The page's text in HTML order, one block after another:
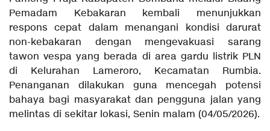
Pemadam Kebakaran kembali menunjukkan
respons cepat dalam menangani kondisi darurat
non-kebakaran dengan mengevakuasi sarang
tawon vespa yang berada di area gardu listrik PLN
di Kelurahan Lameroro, Kecamatan Rumbia.
Penanganan dilakukan guna mencegah potensi
bahaya bagi masyarakat dan pengguna jalan yang
melintas di sekitar lokasi, Senin malam (04/05/2026).